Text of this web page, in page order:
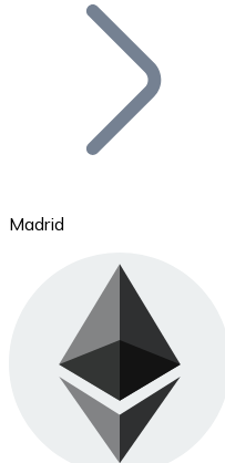
Bitcoin
Ethereum
ETH
Madrid